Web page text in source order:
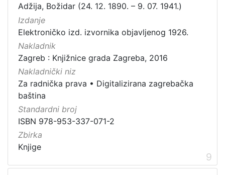
Adžija, Božidar (24. 12. 1890. – 9. 07. 1941.)
Izdanje
Elektroničko izd. izvornika objavljenog 1926.
Nakladnik
Zagreb : Knjižnice grada Zagreba, 2016
Nakladnički niz
Za radnička prava • Digitalizirana zagrebačka
baština
Standardni broj
ISBN 978-953-337-071-2
Zbirka
Knjige
9